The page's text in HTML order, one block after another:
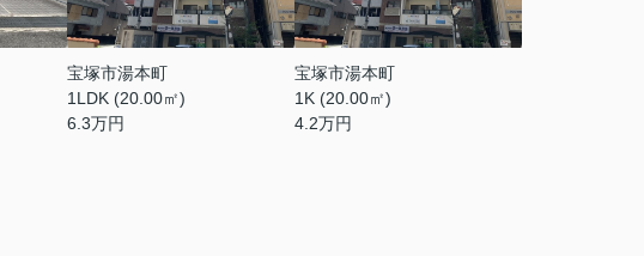
宝塚市湯本町
1LDK (20.00㎡)
6.3万円
宝塚市湯本町
1K (20.00㎡)
4.2万円